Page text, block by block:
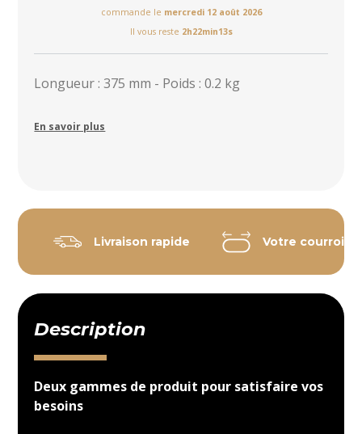
commande le mercredi 12 août 2026
Il vous reste 2h22min13s
Longueur : 375 mm - Poids : 0.2 kg
En savoir plus
Livraison rapide Votre courroie
Description
Deux gammes de produit pour satisfaire vos
besoins